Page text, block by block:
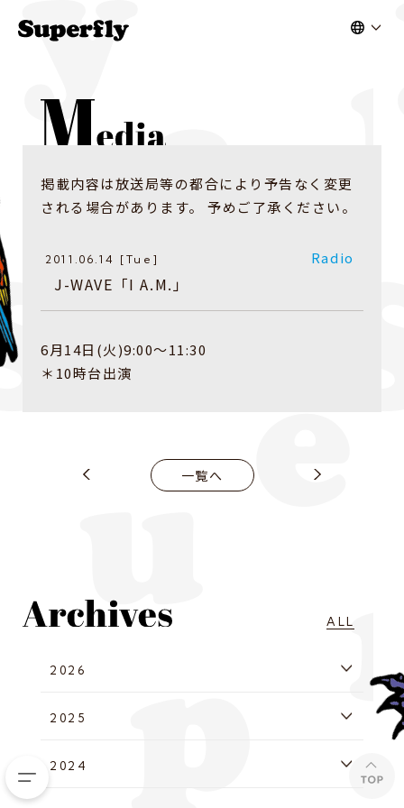
掲載内容は放送局等の都合により予告なく変更
される場合があります。 予めご了承ください。
2011.06.14 [Tue] Radio
J-WAVE「I A.M.」
6月14日(火)9:00〜11:30
＊10時台出演
一覧へ
ALL
2026
2025
2024